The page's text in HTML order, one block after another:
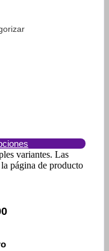
variantes. Las
página de producto